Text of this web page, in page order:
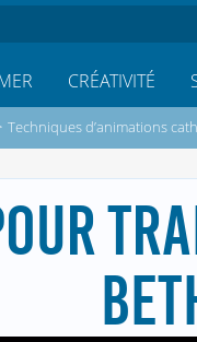
CRÉATIVITÉ
Techniques d’animations